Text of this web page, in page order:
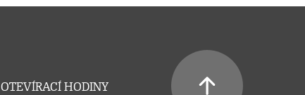
OTEVÍRACÍ HODINY